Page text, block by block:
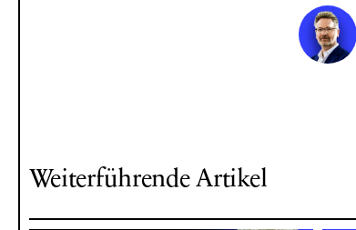
Weiterführende Artikel